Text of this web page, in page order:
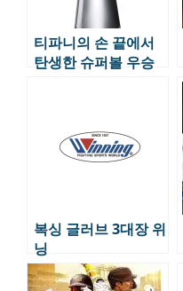
티파니의 손 끝에서
탄생한 슈퍼볼 우승
복싱 글러브 3대장 위
닝